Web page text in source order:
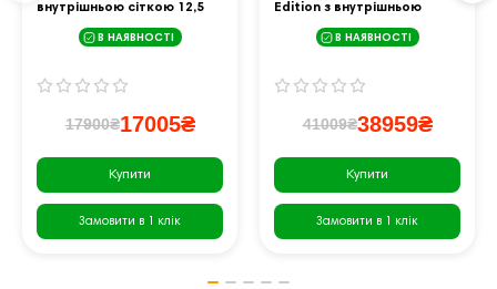
внутрішньою сіткою 12,5
памаранчевийВ НАЯВНОСТІ
17900₴17005₴
Купити
Замовити в 1 клік
Edition з внутрішньою
чорний
В НАЯВНОСТІ
41009₴38959₴
Купити
Замовити в 1 клік